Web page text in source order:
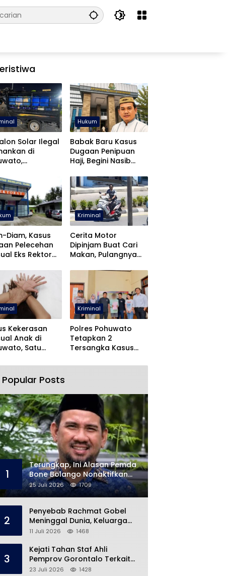
Solar Ilegal
di
Hukum
Babak Baru Kasus
Dugaan Penipuan
Haji, Begini Nasib
Diam, Kasus
Pelecehan
Eks Rektor
Kriminal
Cerita Motor
Dipinjam Buat Cari
Makan, Pulangnya
Pohuwato
Kekerasan
Anak di
Satu
Kriminal
Polres Pohuwato
Tetapkan 2
Tersangka Kasus
dan Pencabulan
Popular Posts
1
Terungkap, Ini Alasan Pemda
Bone Bolango Nonaktifkan
Kades Toto Utara
25 Juli 2026 1709
2
Penyebab Rachmat Gobel
Meninggal Dunia, Keluarga
Ungkap Kondisi Terakhir
11 Juli 2026 1468
3
Kejati Tahan Staf Ahli
Pemprov Gorontalo Terkait
Dugaan Korupsi Rp5 Miliar
23 Juli 2026 1428